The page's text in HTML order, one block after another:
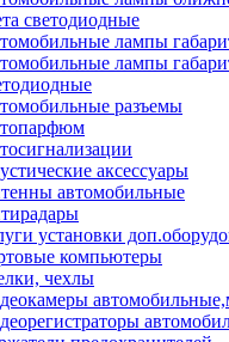
светодиодные
лампы
лампы
разъемы
аксессуары
автомобильные
установки
компьютеры
чехлы